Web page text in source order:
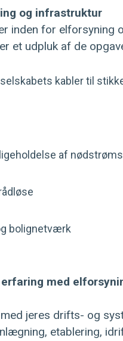
og infrastruktur
inden for elforsyning
et udpluk af de
kabler til
af
bolignetværk
med
jeres drifts- og
etablering,